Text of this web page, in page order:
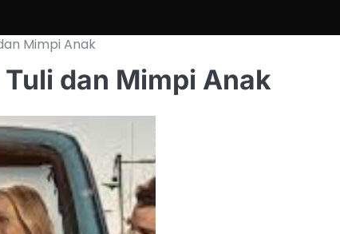
Mimpi Anak
dan Mimpi Anak